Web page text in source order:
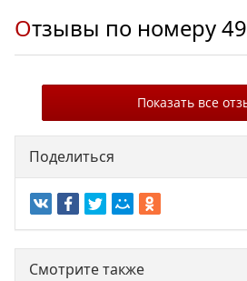
Отзывы по номеру
Показать все
Поделиться
Смотрите также